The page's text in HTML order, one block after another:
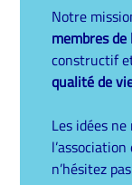
Notre
membres de
constructif
qualité de
Les idées
n’hésitez